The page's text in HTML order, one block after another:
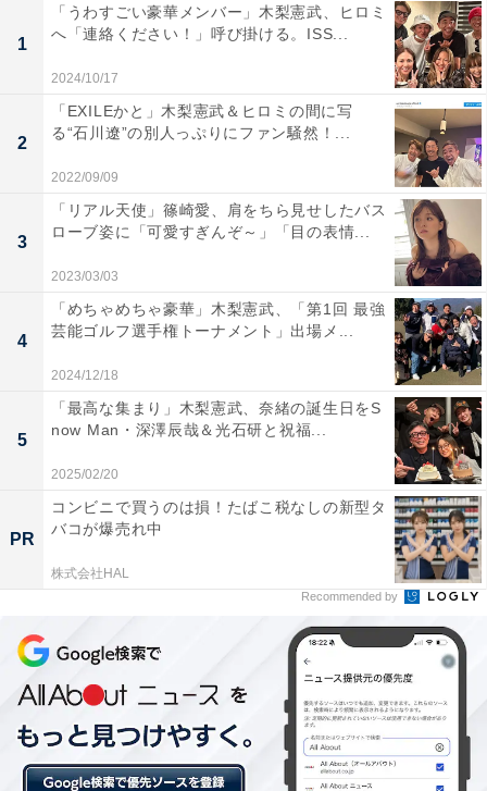
1
「うわすごい豪華メンバー」木梨憲武、ヒロミ
へ「連絡ください！」呼び掛ける。ISS...
2024/10/17
2
「EXILEかと」木梨憲武＆ヒロミの間に写
る“石川遼”の別人っぷりにファン騒然！...
2022/09/09
3
「リアル天使」篠崎愛、肩をちら見せしたバス
ローブ姿に「可愛すぎんぞ～」「目の表情...
2023/03/03
4
「めちゃめちゃ豪華」木梨憲武、「第1回 最強
芸能ゴルフ選手権トーナメント」出場メ...
2024/12/18
5
「最高な集まり」木梨憲武、奈緒の誕生日をS
now Man・深澤辰哉＆光石研と祝福...
2025/02/20
PR
コンビニで買うのは損！たばこ税なしの新型タ
バコが爆売れ中
株式会社HAL
Recommended by